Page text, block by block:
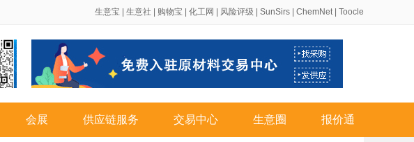
生意宝 生意社 购物宝 化工网 风险评级 SunSirs ChemNet| Toocle
会展 供应链服务 交易中心 生意圈 报价通